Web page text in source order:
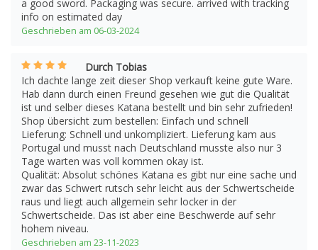
a good sword. Packaging was secure. arrived with tracking
info on estimated day
Geschrieben am 06-03-2024
Durch Tobias
Ich dachte lange zeit dieser Shop verkauft keine gute Ware.
Hab dann durch einen Freund gesehen wie gut die Qualität
ist und selber dieses Katana bestellt und bin sehr zufrieden!
Shop übersicht zum bestellen: Einfach und schnell
Lieferung: Schnell und unkompliziert. Lieferung kam aus
Portugal und musst nach Deutschland musste also nur 3
Tage warten was voll kommen okay ist.
Qualität: Absolut schönes Katana es gibt nur eine sache und
zwar das Schwert rutsch sehr leicht aus der Schwertscheide
raus und liegt auch allgemein sehr locker in der
Schwertscheide. Das ist aber eine Beschwerde auf sehr
hohem niveau.
Geschrieben am 23-11-2023